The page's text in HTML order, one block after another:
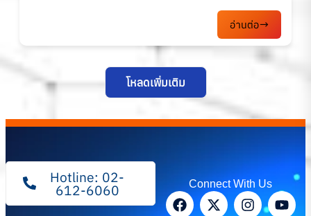
อ่านต่อ
โหลดเพิ่มเติม
Hotline: 02-
612-6060 Connect With Us